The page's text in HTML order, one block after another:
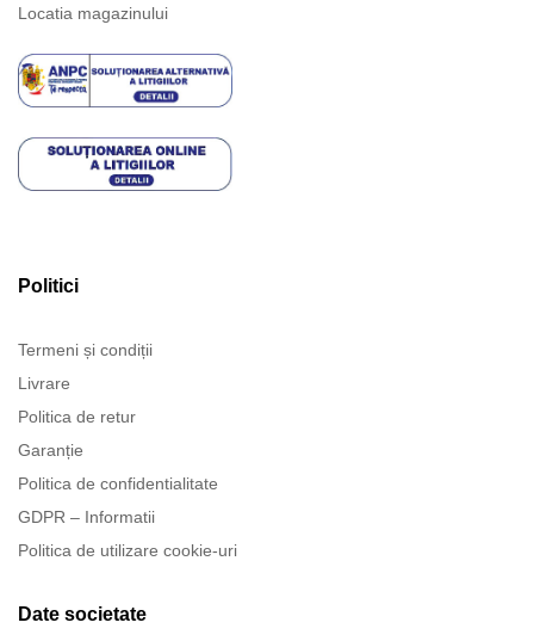
Locatia magazinului
Politici
Termeni și condiții
Livrare
Politica de retur
Garanție
Politica de confidentialitate
GDPR – Informatii
Politica de utilizare cookie-uri
Date societate